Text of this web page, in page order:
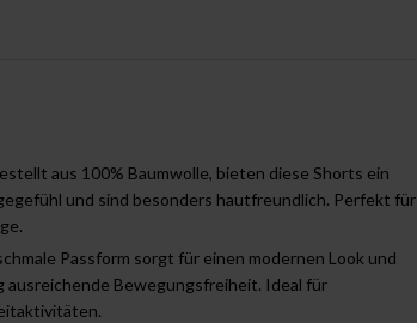
aus 100% Baumwolle, bieten diese Shorts ein
und sind besonders hautfreundlich. Perfekt für
Passform sorgt für einen modernen Look und
ausreichende Bewegungsfreiheit. Ideal für